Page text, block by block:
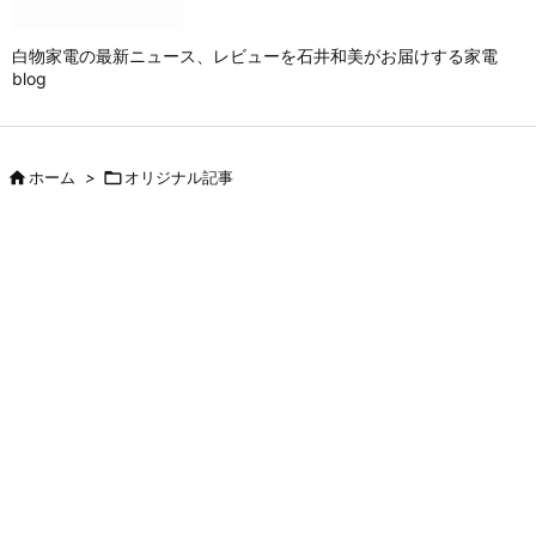
白物家電の最新ニュース、レビューを石井和美がお届けする家電
blog

前へ
次へ
ホーム > オリジナル記事